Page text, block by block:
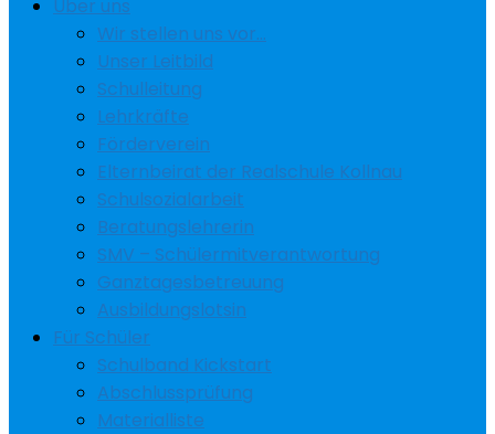
Über uns
Wir stellen uns vor…
Unser Leitbild
Schulleitung
Lehrkräfte
Förderverein
Elternbeirat der Realschule Kollnau
Schulsozialarbeit
Beratungslehrerin
SMV – Schülermitverantwortung
Ganztagesbetreuung
Ausbildungslotsin
Für Schüler
Schulband Kickstart
Abschlussprüfung
Materialliste